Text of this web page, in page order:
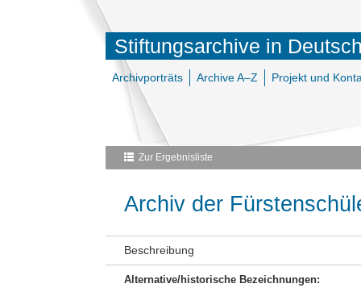
Stiftungsarchive in
Archivporträts Archive A–Z Projekt und
Zur Ergebnisliste
Archiv der
Beschreibung
Alternative/historische Bezeichnungen: